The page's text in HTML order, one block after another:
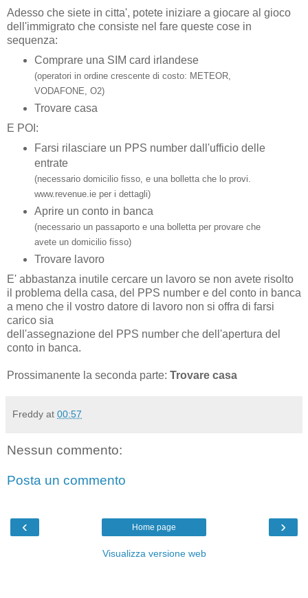
Adesso che siete in citta', potete iniziare a giocare al gioco
dell'immigrato che consiste nel fare queste cose in
sequenza:
Comprare una SIM card irlandese
(operatori in ordine crescente di costo: METEOR,
VODAFONE, O2)
Trovare casa
E POI:
Farsi rilasciare un PPS number dall'ufficio delle
entrate
(necessario domicilio fisso, e una bolletta che lo provi.
www.revenue.ie per i dettagli)
Aprire un conto in banca
(necessario un passaporto e una bolletta per provare che
avete un domicilio fisso)
Trovare lavoro
E' abbastanza inutile cercare un lavoro se non avete risolto
il problema della casa, del PPS number e del conto in banca
a meno che il vostro datore di lavoro non si offra di farsi
carico sia
dell'assegnazione del PPS number che dell'apertura del
conto in banca.
Prossimanente la seconda parte: Trovare casa
Freddy at 00:57
Nessun commento:
Posta un commento
‹ ›
Home page
Visualizza versione web